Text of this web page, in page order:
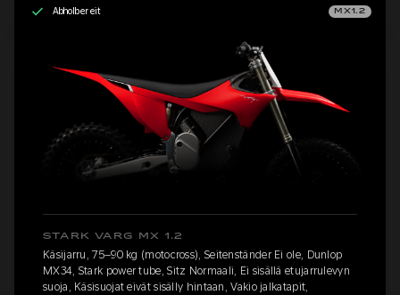
Abholbereit MX1.2
STARK VARG MX 1.2
Käsijarru, 75–90 kg (motocross), Seitenständer Ei ole, Dunlop
MX34, Stark power tube, Sitz Normaali, Ei sisällä etujarrulevyn
suoja, Käsisuojat eivät sisälly hintaan, Vakio jalkatapit,